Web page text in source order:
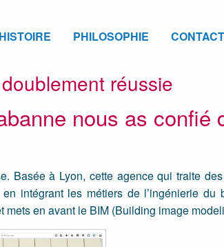
HISTOIRE PHILOSOPHIE CONTACT
réussie
nous as confié
Basée à Lyon, cette agence qui traite
intégrant les métiers de l’ingénierie du
mets en avant le BIM (Building image